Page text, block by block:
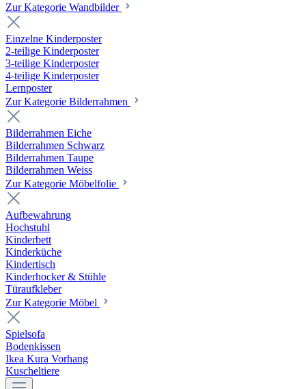
Zur Kategorie Wandbilder
Einzelne Kinderposter
2-teilige Kinderposter
3-teilige Kinderposter
4-teilige Kinderposter
Lernposter
Zur Kategorie Bilderrahmen
Bilderrahmen Eiche
Bilderrahmen Schwarz
Bilderrahmen Taupe
Bilderrahmen Weiss
Zur Kategorie Möbelfolie
Aufbewahrung
Hochstuhl
Kinderbett
Kinderküche
Kindertisch
Kinderhocker & Stühle
Türaufkleber
Zur Kategorie Möbel
Spielsofa
Bodenkissen
Ikea Kura Vorhang
Kuscheltiere